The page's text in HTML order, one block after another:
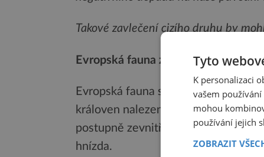
Takové zavlečení cizího druhu by
Evropská fauna zatím jen pozoruje
Evropská fauna sice začíná
královen nalezena larva
postupně zevnitř zahubí, což vede k
hnízda.
Tyto
K personalizaci
vašem
mohou
používání jejich
ZOBRAZIT